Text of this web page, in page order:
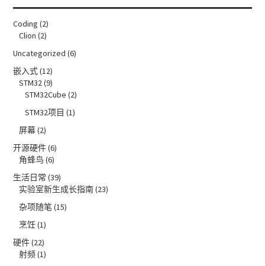
Coding (2)
Clion (2)
Uncategorized (6)
嵌入式(12)
STM32(9)
STM32Cube (2)
STM32项目 (1)
屏幕(2)
开源硬件(6)
角蜂鸟 (6)
生活日常 (39)
实验室新生成长指南(23)
杂项随笔(15)
烹饪(1)
硬件(22)
射频(1)